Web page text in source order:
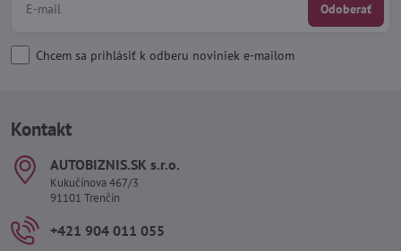
Odoberať
Chcem sa prihlásiť k odberu noviniek e-mailom
Kontakt
AUTOBIZNIS​.SK s​.r​.o​.
Kukučínova 467/3
91101 Trenčín
+421 904 011 055